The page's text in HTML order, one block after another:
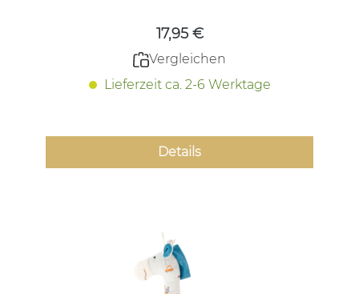
17,95 €
Vergleichen
Lieferzeit ca. 2-6 Werktage
Details